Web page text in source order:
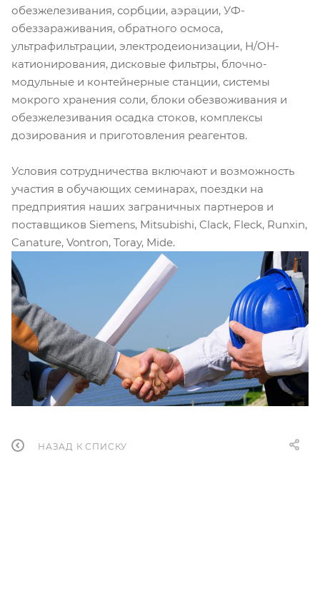
обезжелезивания, сорбции, аэрации, УФ-
обеззараживания, обратного осмоса,
ультрафильтрации, электродеионизации, Н/ОН-
катионирования, дисковые фильтры, блочно-
модульные и контейнерные станции, системы
мокрого хранения соли, блоки обезвоживания и
обезжелезивания осадка стоков, комплексы
дозирования и приготовления реагентов.
Условия сотрудничества включают и возможность
участия в обучающих семинарах, поездки на
предприятия наших заграничных партнеров и
поставщиков Siemens, Mitsubishi, Clack, Fleck, Runxin,
Canature, Vontron, Toray, Mide.
НАЗАД К СПИСКУ